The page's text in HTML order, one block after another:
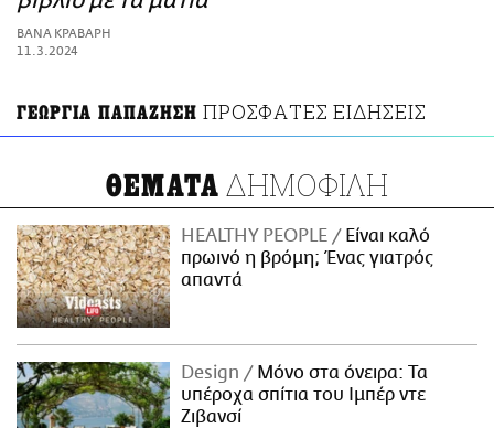
ΑΜΠΑ
PRINT
ΒΑΝΑ ΚΡΑΒΑΡΗ
11.3.2024
ΓΕΩΡΓΙΑ ΠΑΠΑΖΗΣΗ ΠΡΟΣΦΑΤΕΣ ΕΙΔΗΣΕΙΣ
ΘΕΜΑΤΑ ΔΗΜΟΦΙΛΗ
HEALTHY PEOPLE
Είναι καλό
πρωινό η βρόμη; Ένας γιατρός
απαντά
Design
Μόνο στα όνειρα: Τα
υπέροχα σπίτια του Ιμπέρ ντε
Ζιβανσί